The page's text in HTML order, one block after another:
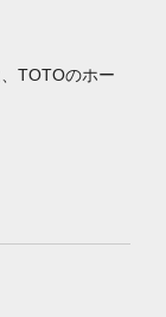
TOTOのホー